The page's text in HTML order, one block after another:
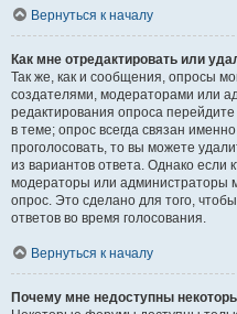
Вернуться к началу
Как мне отредактировать или
Так же, как и сообщения, опросы
создателями, модераторами или
редактирования опроса
в теме; опрос всегда связан
проголосовать, то вы можете
из вариантов ответа. Однако если
модераторы или администраторы
опрос. Это сделано для того,
ответов во время голосования.
Вернуться к началу
Почему мне недоступны